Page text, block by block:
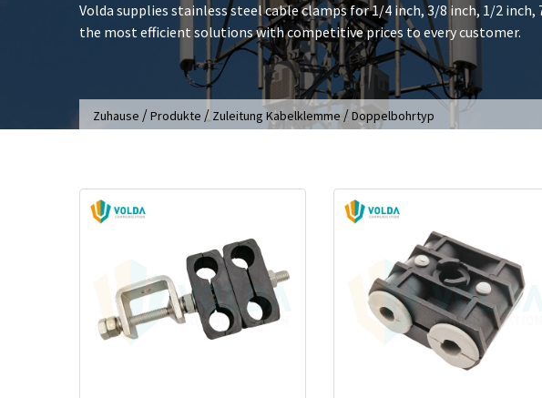
Volda supplies stainless steel cable clamps for 1/4 inch, 3/8 inch, 1/2
the most efficient solutions with competitive prices to every customer.
Zuhause /Produkte / Zuleitung Kabelklemme/Doppelbohrtyp